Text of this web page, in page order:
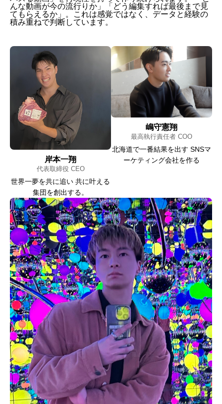
んな動画が今の流行りか」「どう編集すれば最後まで見
てもらえるか」。これは感覚ではなく、データと経験の
積み重ねで判断しています。
岸本一翔
代表取締役 CEO
世界一夢を共に追い 共に叶える
集団を創出する。
嶋守憲翔
最高執行責任者 COO
北海道で一番結果を出す SNSマ
ーケティング会社を作る